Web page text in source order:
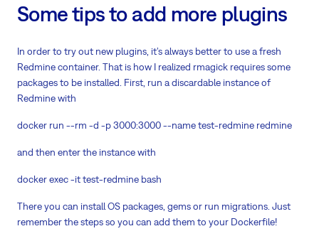
Some tips to add more plugins
In order to try out new plugins, it’s always better to use a fresh
Redmine container. That is how I realized rmagick requires some
packages to be installed. First, run a discardable instance of
Redmine with
docker run --rm -d -p 3000:3000 --name test-redmine redmine
and then enter the instance with
docker exec -it test-redmine bash
There you can install OS packages, gems or run migrations. Just
remember the steps so you can add them to your Dockerfile!